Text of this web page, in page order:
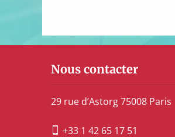
Nous contacter
29 rue d’Astorg 75008 Paris
+33 1 42 65 17 51